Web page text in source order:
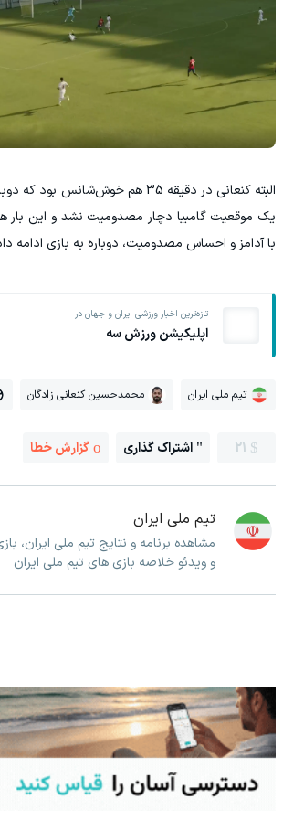
البته کنعانی در دقیقه 35 هم خوش‌شانس
یک موقعیت گامبیا دچار مصدومیت نشد و این بار
با آدامز و احساس مصدومیت، دوباره به بازی ادامه
تازه‌ترین اخبار ورزشی ایران و جهان در
اپلیکیشن ورزش سه
تیم ملی ایران محمدحسین کنعانی زادگان
21 اشتراک گذاری گزارش خطا
تیم ملی ایران
مشاهده برنامه و نتایج تیم ملی ایران،
و ویدئو خلاصه بازی های تیم ملی ایران